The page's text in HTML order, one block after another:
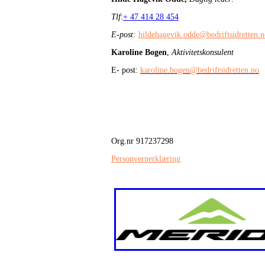
Tlf:+ 47 414 28 454
E-post:
Karoline Bogen Aktivitetskonsulent
E- post: karoline.bogen@bedriftsidretten.no
Org.nr 917237298
Personvernerklæring